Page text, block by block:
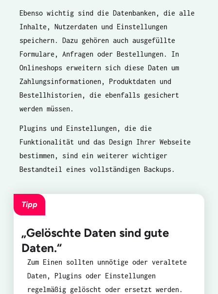
Ebenso wichtig sind die Datenbanken, die alle
Inhalte, Nutzerdaten und Einstellungen
speichern. Dazu gehören auch ausgefüllte
Formulare, Anfragen oder Bestellungen. In
Onlineshops erweitern sich diese Daten um
Zahlungsinformationen, Produktdaten und
Bestellhistorien, die ebenfalls gesichert
werden müssen.
Plugins und Einstellungen, die die
Funktionalität und das Design Ihrer Webseite
bestimmen, sind ein weiterer wichtiger
Bestandteil eines vollständigen Backups.
Tipp
„Gelöschte Daten sind gute
Daten.“
Zum Einen sollten unnötige oder veraltete
Daten, Plugins oder Einstellungen
regelmäßig gelöscht oder ersetzt werden.